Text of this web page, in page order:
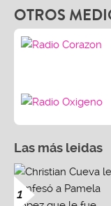
OTROS
Las más leidas
1